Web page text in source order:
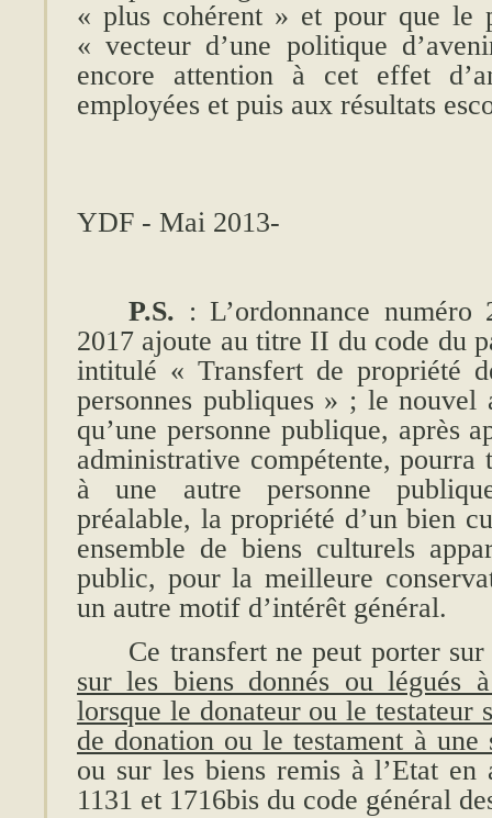
« plus cohérent » et pour que le
« vecteur d’une politique
encore attention à cet effet
employées et puis aux résultats
YDF - Mai 2013-
P.S. : L’ordonnance
2017 ajoute au titre II du code du
intitulé « Transfert de propriété
personnes publiques » ; le nouvel
qu’une personne publique, après
administrative compétente,
à une autre personne
préalable, la propriété d’un bien
ensemble de biens culturels
public, pour la meilleure
un autre motif d’intérêt général.
Ce transfert ne peut porter
sur les biens donnés ou légués
lorsque le donateur ou le testateur
de donation ou le testament à
ou sur les biens remis à l’Etat en
1131 et 1716bis du code général